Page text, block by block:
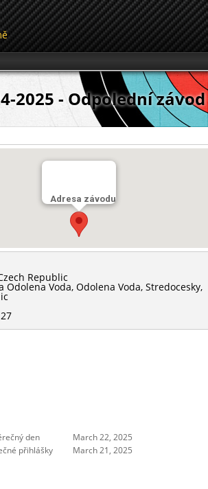
2025 - Odpolední
Adresa závodu
Republic
Odolena Voda,Odolena Voda,Stredocesky,
27
den
March 22, 2025
přihlášky March 21, 2025